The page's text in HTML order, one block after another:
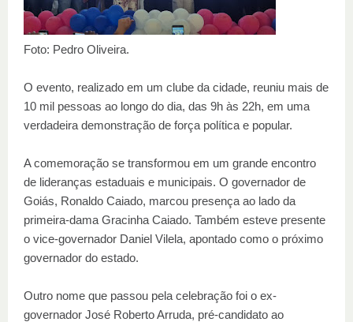
Foto: Pedro Oliveira.
O evento, realizado em um clube da cidade, reuniu mais de
10 mil pessoas ao longo do dia, das 9h às 22h, em uma
verdadeira demonstração de força política e popular.
A comemoração se transformou em um grande encontro
de lideranças estaduais e municipais. O governador de
Goiás, Ronaldo Caiado, marcou presença ao lado da
primeira-dama Gracinha Caiado. Também esteve presente
o vice-governador Daniel Vilela, apontado como o próximo
governador do estado.
Outro nome que passou pela celebração foi o ex-
governador José Roberto Arruda, pré-candidato ao